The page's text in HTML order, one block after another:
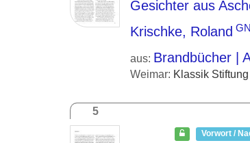
Gesichter aus
Krischke, Roland
aus: Brandbücher |
Weimar: Klassik
5
Vorwort /